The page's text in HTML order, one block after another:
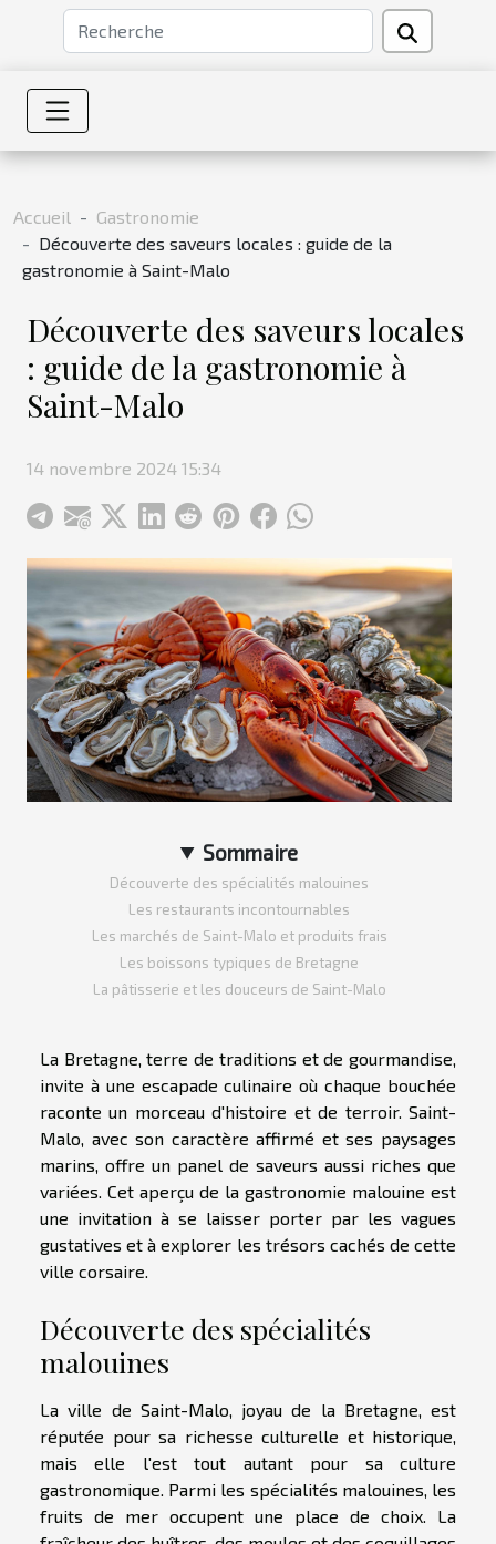
Accueil
Gastronomie
Découverte des saveurs locales : guide de la
gastronomie à Saint-Malo
Découverte des saveurs locales
: guide de la gastronomie à
Saint-Malo
14 novembre 2024 15:34
Sommaire
Découverte des spécialités malouines
Les restaurants incontournables
Les marchés de Saint-Malo et produits frais
Les boissons typiques de Bretagne
La pâtisserie et les douceurs de Saint-Malo
La Bretagne, terre de traditions et de gourmandise,
invite à une escapade culinaire où chaque bouchée
raconte un morceau d'histoire et de terroir. Saint-
Malo, avec son caractère affirmé et ses paysages
marins, offre un panel de saveurs aussi riches que
variées. Cet aperçu de la gastronomie malouine est
une invitation à se laisser porter par les vagues
gustatives et à explorer les trésors cachés de cette
ville corsaire.
Découverte des spécialités
malouines
La ville de Saint-Malo, joyau de la Bretagne, est
réputée pour sa richesse culturelle et historique,
mais elle l'est tout autant pour sa culture
gastronomique. Parmi les spécialités malouines, les
fruits de mer occupent une place de choix. La